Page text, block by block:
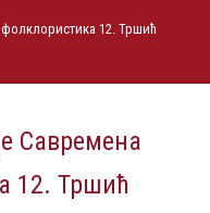
12. Тршић
Савремена
12. Тршић